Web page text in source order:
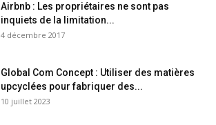
Airbnb : Les propriétaires ne sont pas
inquiets de la limitation...
4 décembre 2017
Global Com Concept : Utiliser des matières
upcyclées pour fabriquer des...
10 juillet 2023